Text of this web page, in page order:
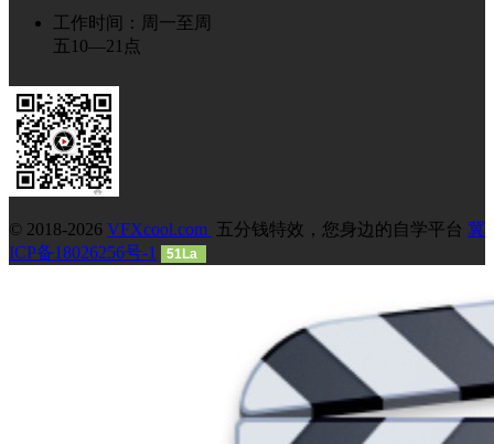
工作时间：周一至周
五10—21点
© 2018-2026 VFXcool.com 五分钱特效，您身边的自学平台 冀
ICP备18026256号-1
51La